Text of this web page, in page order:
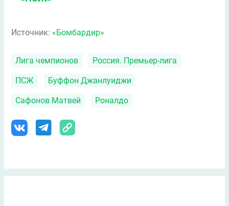
Источник: «Бомбардир»
Лига чемпионов Россия. Премьер-лига
ПСЖ Буффон Джанлуиджи
Сафонов Матвей Роналдо